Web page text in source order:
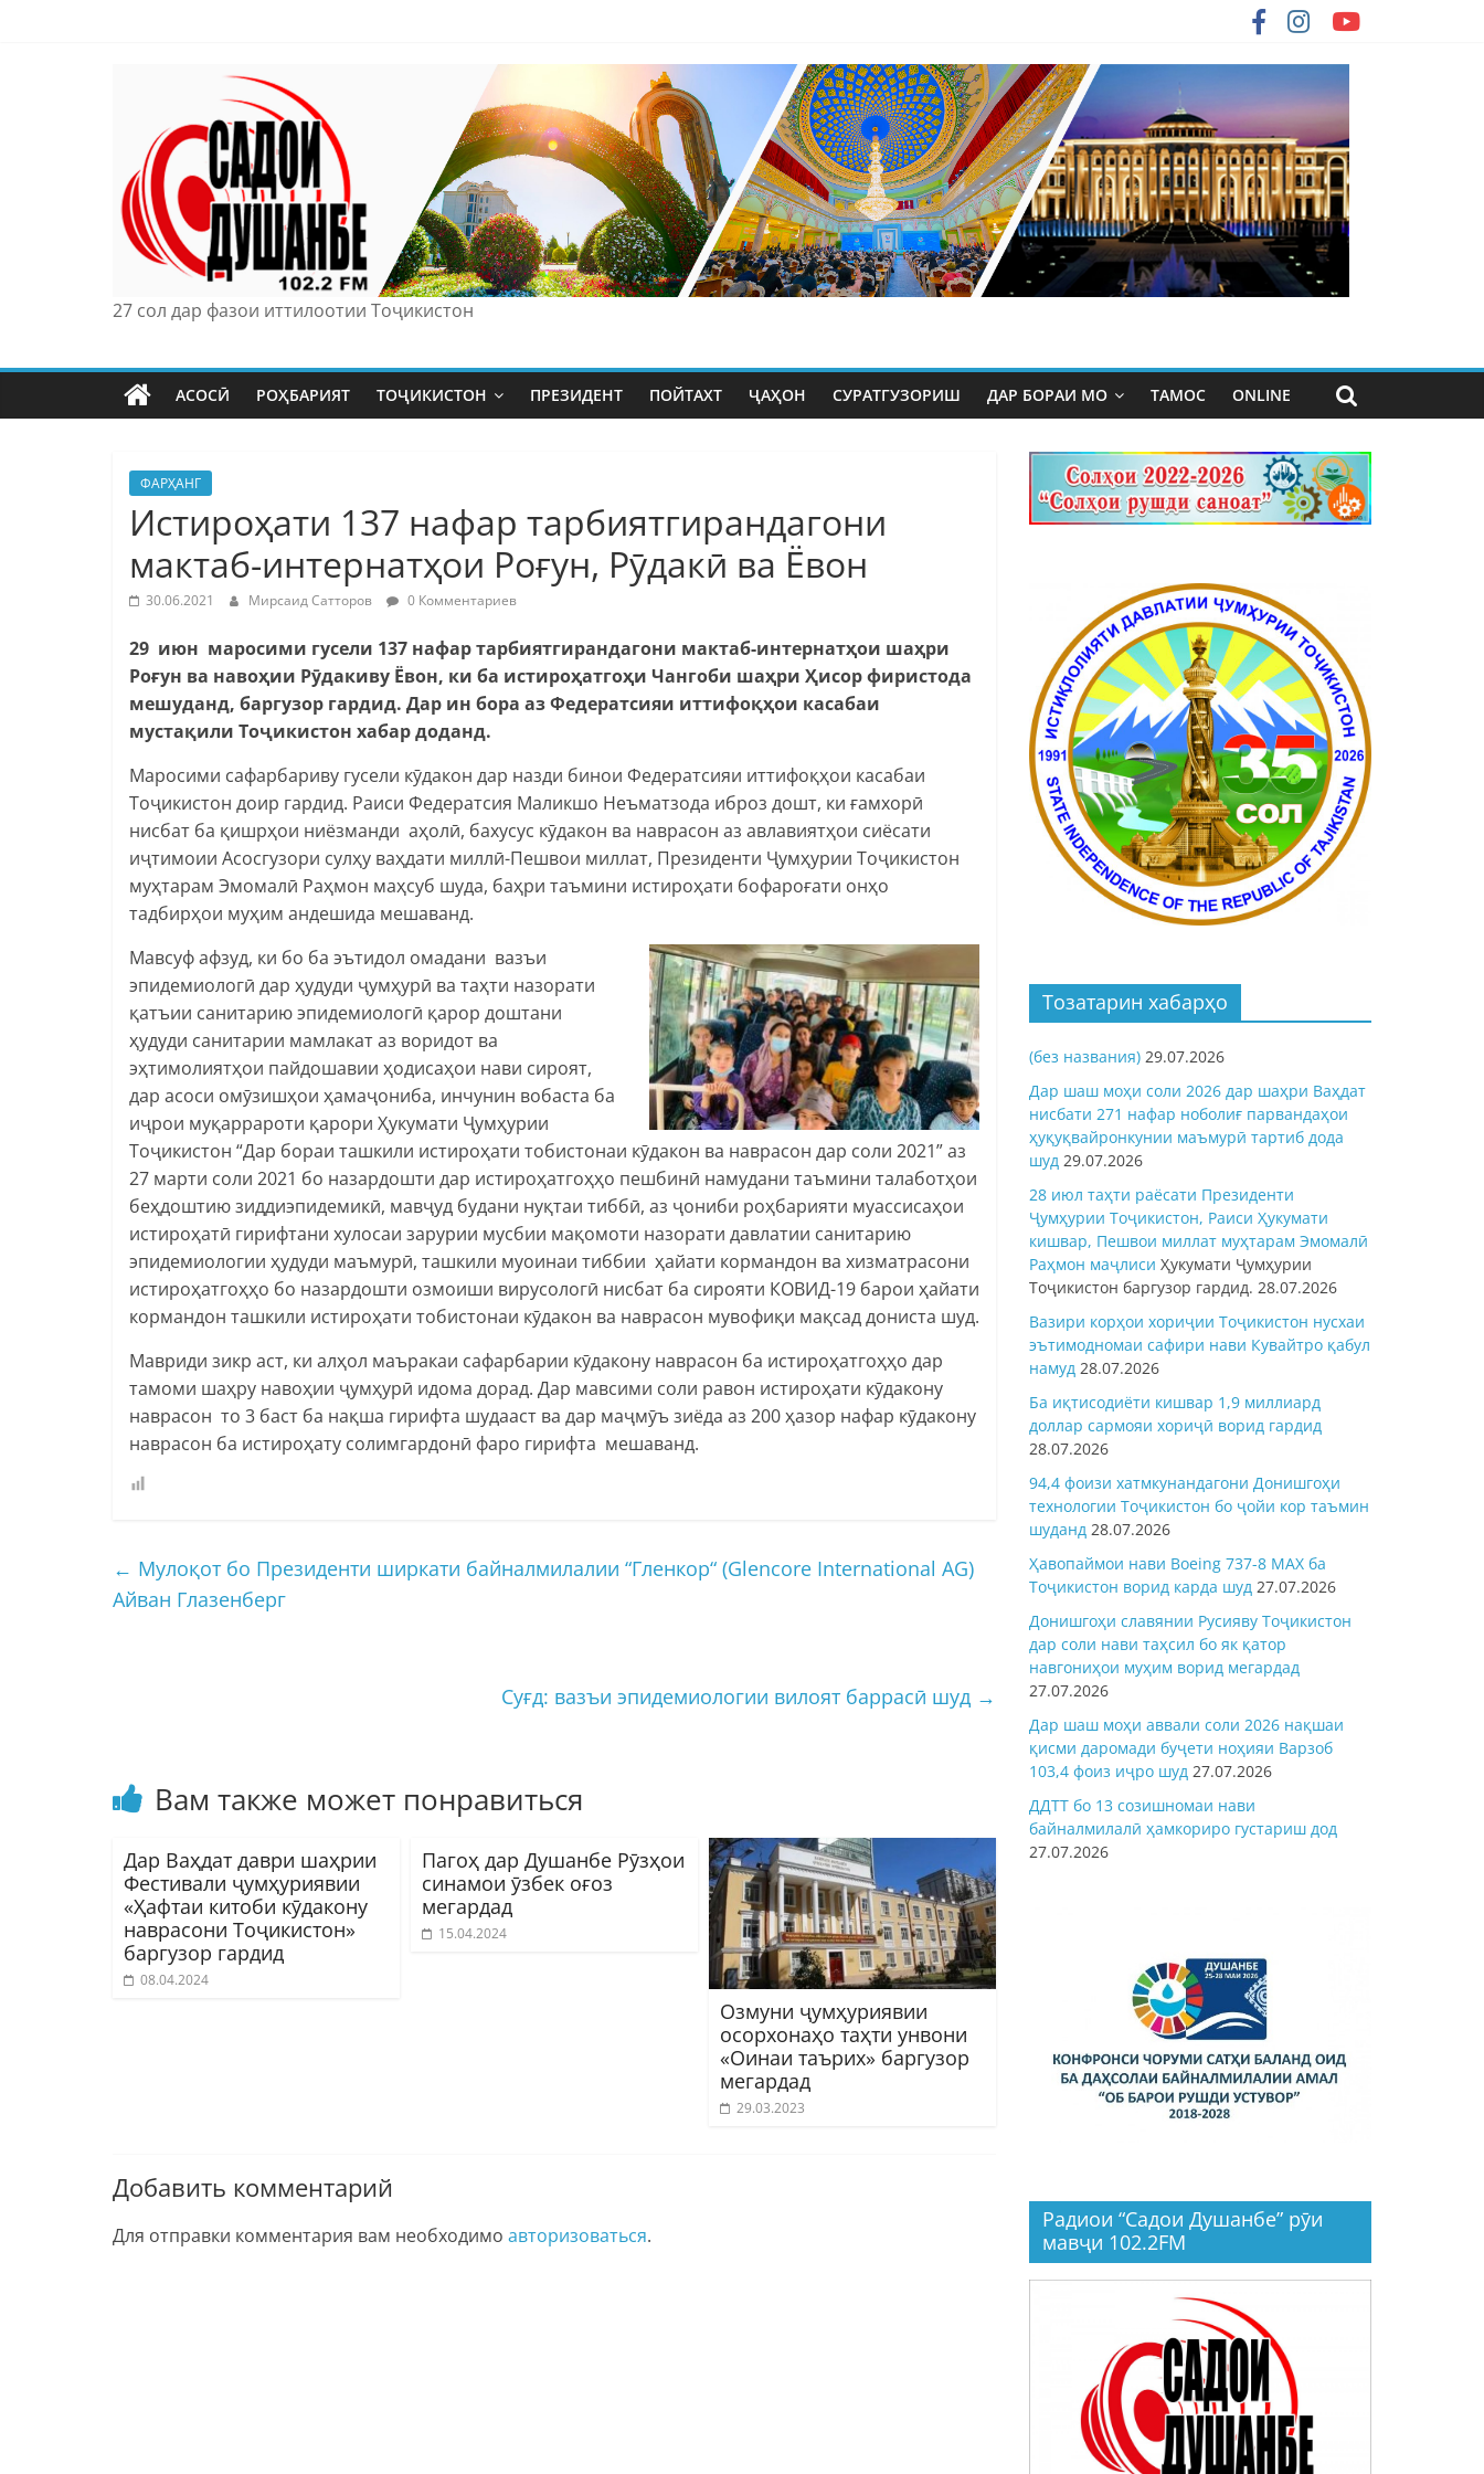
27 сол дар фазои иттилоотии Тоҷикистон
АСОСӢ РОҲБАРИЯТ ТОҶИКИСТОН ПРЕЗИДЕНТ ПОЙТАХТ ҶАҲОН СУРАТГУЗОРИШ ДАР БОРАИ МО ТАМОС ONLINE
ФАРҲАНГ
Истироҳати 137 нафар тарбиятгирандагони
мактаб-интернатҳои Роғун, Рӯдакӣ ва Ёвон
30.06.2021 Мирсаид Сатторов 0 Комментариев
29 июн маросими гусели 137 нафар тарбиятгирандагони мактаб-интернатҳои шаҳри
Роғун ва навоҳии Рӯдакиву Ёвон, ки ба истироҳатгоҳи Чангоби шаҳри Ҳисор фиристода
мешуданд, баргузор гардид. Дар ин бора аз Федератсияи иттифоқҳои касабаи
мустақили Тоҷикистон хабар доданд.
Маросими сафарбариву гусели кӯдакон дар назди бинои Федератсияи иттифоқҳои касабаи
Тоҷикистон доир гардид. Раиси Федератсия Маликшо Неъматзода иброз дошт, ки ғамхорӣ
нисбат ба қишрҳои ниёзманди аҳолӣ, бахусус кӯдакон ва наврасон аз авлавиятҳои сиёсати
иҷтимоии Асосгузори сулҳу ваҳдати миллӣ-Пешвои миллат, Президенти Ҷумҳурии Тоҷикистон
муҳтарам Эмомалӣ Раҳмон маҳсуб шуда, баҳри таъмини истироҳати бофароғати онҳо
тадбирҳои муҳим андешида мешаванд.
Мавсуф афзуд, ки бо ба эътидол омадани вазъи
эпидемиологӣ дар ҳудуди ҷумҳурӣ ва таҳти назорати
қатъии санитарию эпидемиологӣ қарор доштани
ҳудуди санитарии мамлакат аз воридот ва
эҳтимолиятҳои пайдошавии ҳодисаҳои нави сироят,
дар асоси омӯзишҳои ҳамаҷониба, инчунин вобаста ба
иҷрои муқаррароти қарори Ҳукумати Ҷумҳурии
Тоҷикистон “Дар бораи ташкили истироҳати тобистонаи кӯдакон ва наврасон дар соли 2021” аз
27 марти соли 2021 бо назардошти дар истироҳатгоҳҳо пешбинӣ намудани таъмини талаботҳои
беҳдоштию зиддиэпидемикӣ, мавҷуд будани нуқтаи тиббӣ, аз ҷониби роҳбарияти муассисаҳои
истироҳатӣ гирифтани хулосаи зарурии мусбии мақомоти назорати давлатии санитарию
эпидемиологии ҳудуди маъмурӣ, ташкили муоинаи тиббии ҳайати кормандон ва хизматрасони
истироҳатгоҳҳо бо назардошти озмоиши вирусологӣ нисбат ба сирояти КОВИД-19 барои ҳайати
кормандон ташкили истироҳати тобистонаи кӯдакон ва наврасон мувофиқи мақсад дониста шуд.
Мавриди зикр аст, ки алҳол маъракаи сафарбарии кӯдакону наврасон ба истироҳатгоҳҳо дар
тамоми шаҳру навоҳии ҷумҳурӣ идома дорад. Дар мавсими соли равон истироҳати кӯдакону
наврасон то 3 баст ба нақша гирифта шудааст ва дар маҷмӯъ зиёда аз 200 ҳазор нафар кӯдакону
наврасон ба истироҳату солимгардонӣ фаро гирифта мешаванд.
← Мулоқот бо Президенти ширкати байналмилалии “Гленкор“ (Glencore International AG)
Айван Глазенберг
Суғд: вазъи эпидемиологии вилоят баррасӣ шуд →
Вам также может понравиться
Дар Ваҳдат даври шаҳрии
Фестивали ҷумҳуриявии
«Ҳафтаи китоби кӯдакону
наврасони Тоҷикистон»
баргузор гардид
08.04.2024
Пагоҳ дар Душанбе Рӯзҳои
синамои ӯзбек оғоз
мегардад
15.04.2024
Озмуни ҷумҳуриявии
осорхонаҳо таҳти унвони
«Оинаи таърих» баргузор
мегардад
29.03.2023
Добавить комментарий
Для отправки комментария вам необходимо авторизоваться.
Тозатарин хабарҳо
(без названия) 29.07.2026
Дар шаш моҳи соли 2026 дар шаҳри Ваҳдат
нисбати 271 нафар ноболиғ парвандаҳои
ҳуқуқвайронкунии маъмурӣ тартиб дода
шуд 29.07.2026
28 июл таҳти раёсати Президенти
Ҷумҳурии Тоҷикистон, Раиси Ҳукумати
кишвар, Пешвои миллат муҳтарам Эмомалӣ
Раҳмон маҷлиси Ҳукумати Ҷумҳурии
Тоҷикистон баргузор гардид. 28.07.2026
Вазири корҳои хориҷии Тоҷикистон нусхаи
эътимодномаи сафири нави Кувайтро қабул
намуд 28.07.2026
Ба иқтисодиёти кишвар 1,9 миллиард
доллар сармояи хориҷӣ ворид гардид
28.07.2026
94,4 фоизи хатмкунандагони Донишгоҳи
технологии Тоҷикистон бо ҷойи кор таъмин
шуданд 28.07.2026
Ҳавопаймои нави Boeing 737-8 MAX ба
Тоҷикистон ворид карда шуд 27.07.2026
Донишгоҳи славянии Русияву Тоҷикистон
дар соли нави таҳсил бо як қатор
навгониҳои муҳим ворид мегардад
27.07.2026
Дар шаш моҳи аввали соли 2026 нақшаи
қисми даромади буҷети ноҳияи Варзоб
103,4 фоиз иҷро шуд 27.07.2026
ДДТТ бо 13 созишномаи нави
байналмилалӣ ҳамкориро густариш дод
27.07.2026
Радиои “Садои Душанбе” рӯи
мавҷи 102.2FM